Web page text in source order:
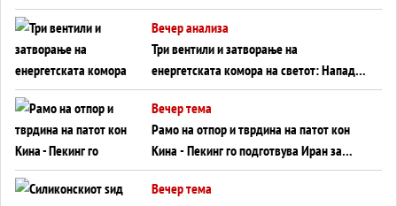
WILDBERRIES
Вечер анализа
Три вентили и затворање на
енергетската комора на светот: Нападот
во Суец најавува глобален енергетски
инфаркт?
Вечер тема
Рамо на отпор и тврдина на патот кон
Кина - Пекинг го подготвува Иран за
американска копнена инвазија
Вечер тема